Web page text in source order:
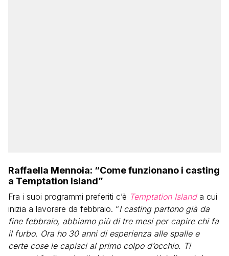
Raffaella Mennoia: “Come funzionano i casting
a Temptation Island”
Fra i suoi programmi preferiti c’è Temptation Islanda cui
inizia a lavorare da febbraio. “I casting partono già da
fine febbraio, abbiamo più di tre mesi per capire chi fa
il furbo. Ora ho 30 anni di esperienza alle spalle e
certe cose le capisci al primo colpo d’occhio. Ti